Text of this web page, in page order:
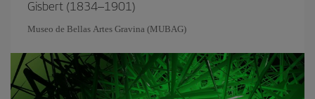
Gisbert (1834–1901)
Museo de Bellas Artes Gravina (MUBAG)